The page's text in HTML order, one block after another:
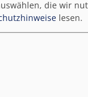
in der
die wir
lesen.